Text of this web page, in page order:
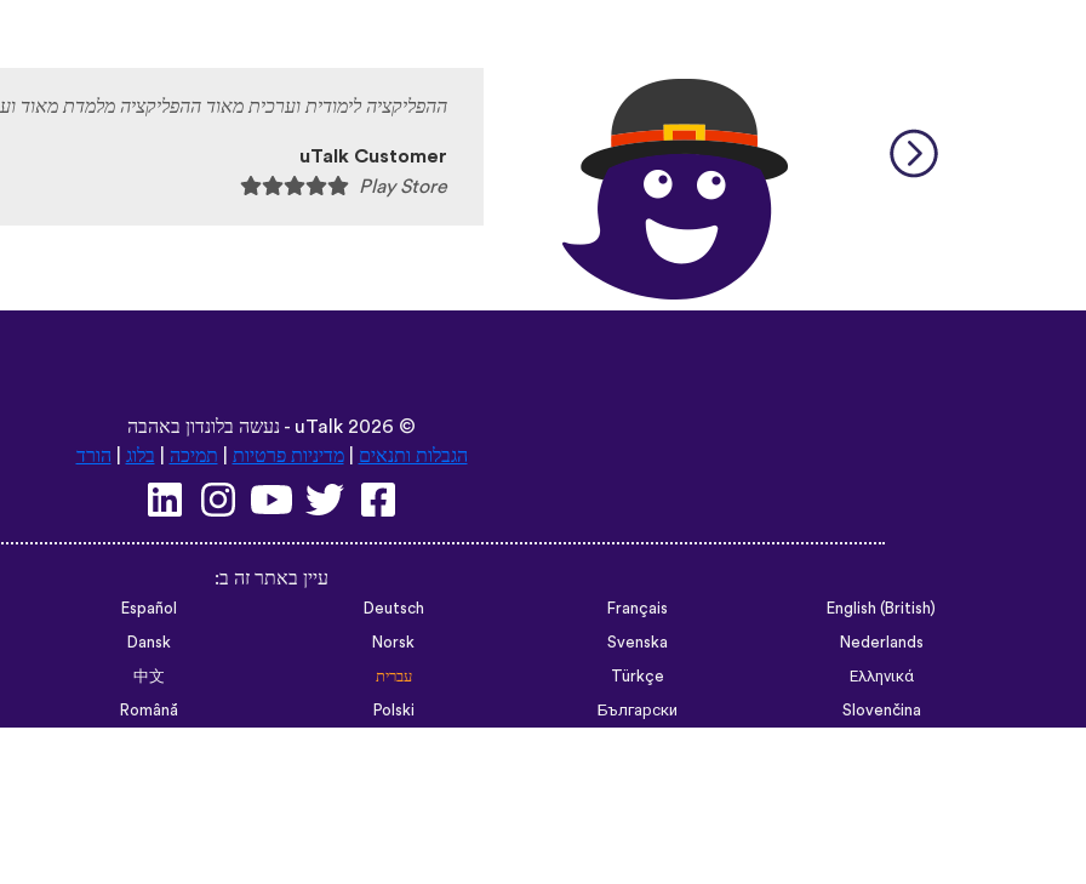
ההפליקציה לימודית וערכית מאוד ההפליקציה מלמדת מאוד
uTalk Customer
Play Store
©
uTalk 2026 - נעשה בלונדון באהבה
הגבלות ותנאים |מדיניות פרטיות תמיכה בלוג הורד
עיין באתר זה ב:
English (British)
Français
Deutsch
Español
Nederlands
Svenska
Norsk
Dansk
Ελληνικά
Türkçe עברית
中文
Slovenčina
Български
Polski
Română